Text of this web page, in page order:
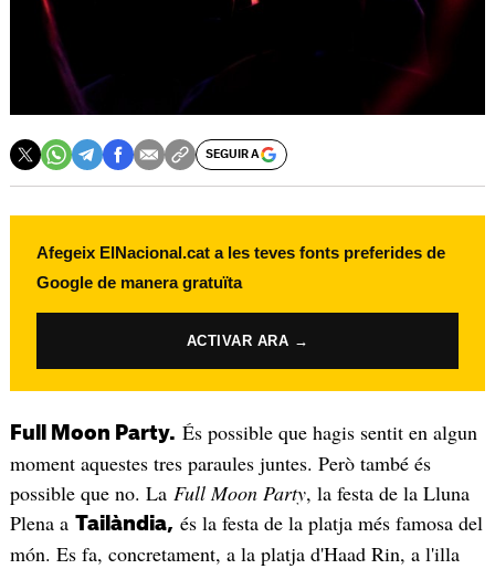
SEGUIR A
Afegeix ElNacional.cat a les teves fonts preferides de
Google de manera gratuïta
ACTIVAR ARA →
Full Moon Party. És possible que hagis sentit en algun
moment aquestes tres paraules juntes. Però també és
possible que no. La Full Moon Party, la festa de la Lluna
Plena a Tailàndia, és la festa de la platja més famosa del
món. Es fa, concretament, a la platja d'Haad Rin, a l'illa